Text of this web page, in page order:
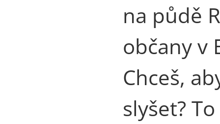
na půdě
občany v
Chceš,
slyšet?